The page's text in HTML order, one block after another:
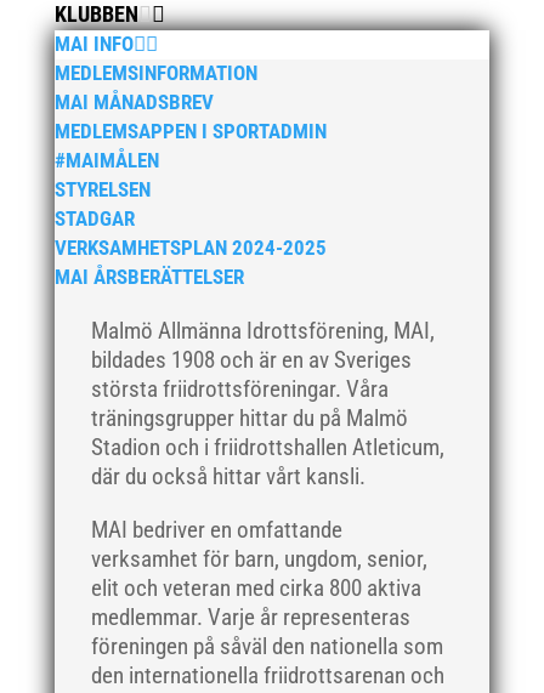
KLUBBEN
MAI INFO
MEDLEMSINFORMATION
MAI MÅNADSBREV
MEDLEMSAPPEN I SPORTADMIN
#MAIMÅLEN
STYRELSEN
STADGAR
VERKSAMHETSPLAN 2024-2025
MAI ÅRSBERÄTTELSER
Malmö Allmänna Idrottsförening, MAI,
bildades 1908 och är en av Sveriges
största friidrottsföreningar. Våra
träningsgrupper hittar du på Malmö
Stadion och i friidrottshallen Atleticum,
där du också hittar vårt kansli.
MAI bedriver en omfattande
verksamhet för barn, ungdom, senior,
elit och veteran med cirka 800 aktiva
medlemmar. Varje år representeras
föreningen på såväl den nationella som
den internationella friidrottsarenan och